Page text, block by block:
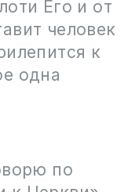
Его и от
человек
к
одна
по